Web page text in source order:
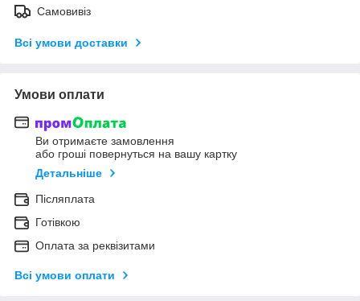
Самовивіз
Всі умови доставки
Умови оплати
Ви отримаєте замовлення
або гроші повернуться на вашу картку
Детальніше
Післяплата
Готівкою
Оплата за реквізитами
Всі умови оплати